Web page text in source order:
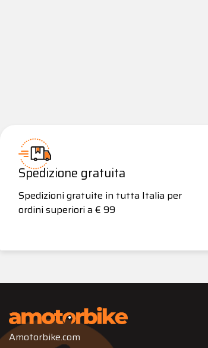
Spedizione gratuita
Spedizioni gratuite in tutta Italia per
ordini superiori a € 99
Amotorbike.com